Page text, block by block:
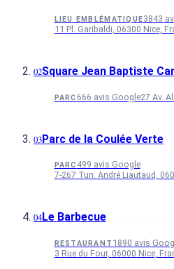
LIEU EMBLÉMATIQUE3843
11 Pl. Garibaldi, 06300 Nice,
Square Jean Baptiste
PARC 666 avis Google27 Av.
Parc de la Coulée Verte
PARC 499 avis Google
7-267 Tun. André Liautaud,
Le Barbecue
RESTAURANT 1890 avis
3 Rue du Four, 06000 Nice,